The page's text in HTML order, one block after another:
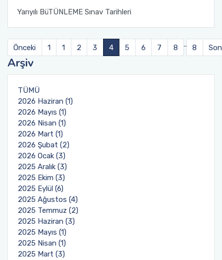
Yarıyılı BüTÜNLEME Sınav Tarihleri
Önceki 1 1 2 3 4 5 6 7 8 .. 8
Arşiv
TÜMÜ
2026 Haziran (1)
2026 Mayıs (1)
2026 Nisan (1)
2026 Mart (1)
2026 Şubat (2)
2026 Ocak (3)
2025 Aralık (3)
2025 Ekim (3)
2025 Eylül (6)
2025 Ağustos (4)
2025 Temmuz (2)
2025 Haziran (3)
2025 Mayıs (1)
2025 Nisan (1)
2025 Mart (3)